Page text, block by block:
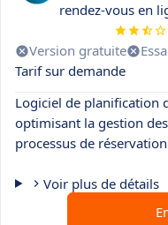
rendez-vous en
Version gratuite
Tarif sur demande
Logiciel de planification
optimisant la gestion
processus de
Voir plus de détails